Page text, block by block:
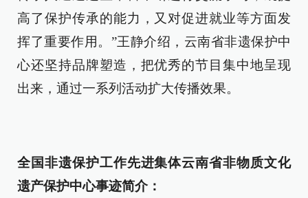
高了保护传承的能力，又对促进就业等方面发
挥了重要作用。”王静介绍，云南省非遗保护中
心还坚持品牌塑造，把优秀的节目集中地呈现
出来，通过一系列活动扩大传播效果。
全国非遗保护工作先进集体云南省非物质文化
遗产保护中心事迹简介：